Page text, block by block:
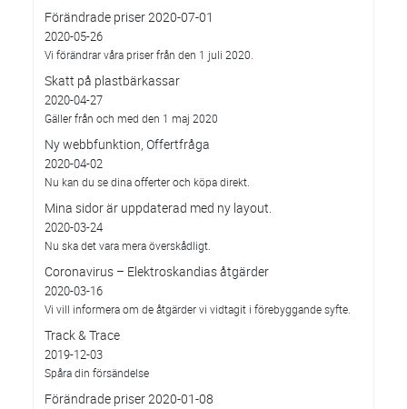
Förändrade priser 2020-07-01
2020-05-26
Vi förändrar våra priser från den 1 juli 2020.
Skatt på plastbärkassar
2020-04-27
Gäller från och med den 1 maj 2020
Ny webbfunktion, Offertfråga
2020-04-02
Nu kan du se dina offerter och köpa direkt.
Mina sidor är uppdaterad med ny layout.
2020-03-24
Nu ska det vara mera överskådligt.
Coronavirus – Elektroskandias åtgärder
2020-03-16
Vi vill informera om de åtgärder vi vidtagit i förebyggande syfte.
Track & Trace
2019-12-03
Spåra din försändelse
Förändrade priser 2020-01-08